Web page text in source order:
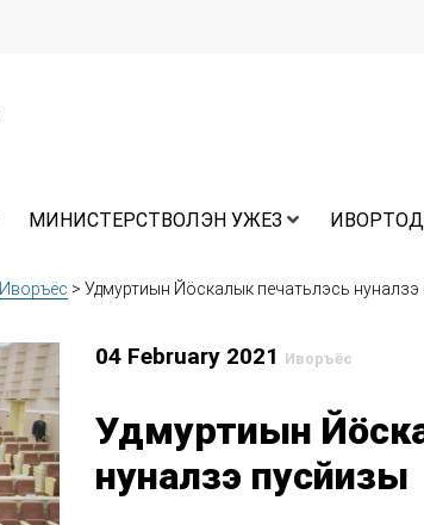
МИНИСТЕРСТВОЛЭН УЖЕЗ
Иворъёс > Удмуртиын Йӧскалык печатьлэсь нуналзэ
04 February 2021 Иворъёс
Удмуртиын
нуналзэ пусйизы